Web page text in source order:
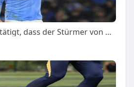
Der Journalist bestätigt, dass der Stürmer von Manchester City zum Training zurückgekehrt ist